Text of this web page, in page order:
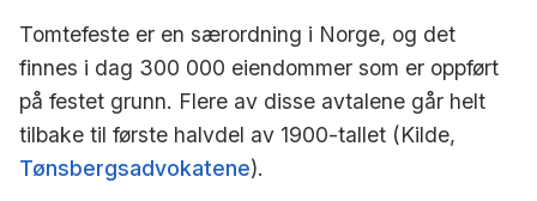
Tomtefeste er en særordning i Norge, og det
finnes i dag 300 000 eiendommer som er oppført
på festet grunn. Flere av disse avtalene går helt
tilbake til første halvdel av 1900-tallet (Kilde,
Tønsbergsadvokatene).